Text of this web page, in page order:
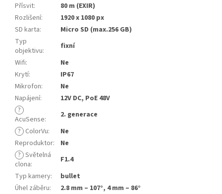
Přísvit:
80 m (EXIR)
Rozlišení:
1920 x 1080 px
SD karta:
Micro SD (max.256 GB)
Typ
objektivu:
fixní
Wifi:
Ne
Krytí:
IP67
Mikrofon:
Ne
Napájení:
12V DC, PoE 48V
?
AcuSense:
2. generace
? ColorVu:
Ne
Reproduktor:
Ne
? Světelná
clona:
F1.4
Typ kamery:
bullet
Úhel záběru:
2.8 mm – 107°, 4 mm – 86°